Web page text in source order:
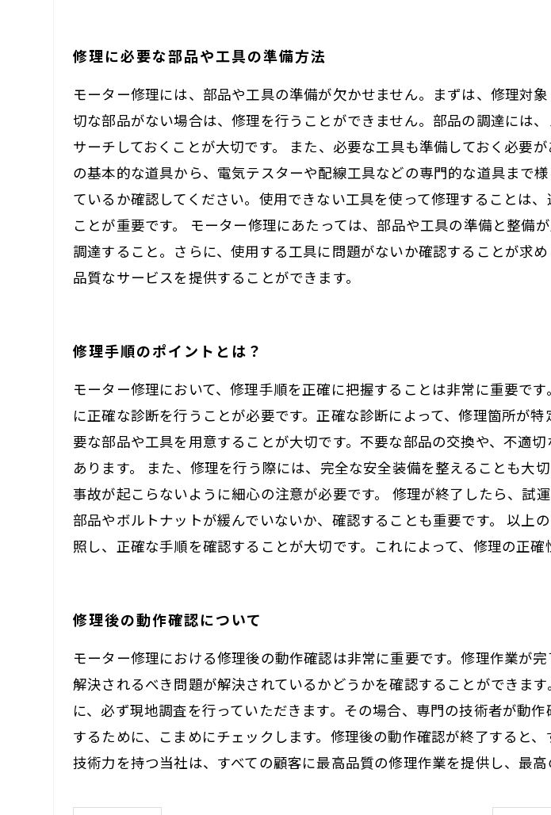
修理に必要な部品や工具の準備方法
モーター修理には、部品や工具の準備が欠かせません。まずは、修理対
切な部品がない場合は、修理を行うことができません。部品の調達には
サーチしておくことが大切です。 また、必要な工具も準備しておく必要
の基本的な道具から、電気テスターや配線工具などの専門的な道具まで
ているか確認してください。使用できない工具を使って修理することは
ことが重要です。 モーター修理にあたっては、部品や工具の準備と整備
調達すること。さらに、使用する工具に問題がないか確認することが求
品質なサービスを提供することができます。
修理手順のポイントとは？
モーター修理において、修理手順を正確に把握することは非常に重要で
に正確な診断を行うことが必要です。正確な診断によって、修理箇所が
要な部品や工具を用意することが大切です。不要な部品の交換や、不適
あります。 また、修理を行う際には、完全な安全装備を整えることも大
事故が起こらないように細心の注意が必要です。 修理が終了したら、試
部品やボルトナットが緩んでいないか、確認することも重要です。 以上
照し、正確な手順を確認することが大切です。これによって、修理の正確
修理後の動作確認について
モーター修理における修理後の動作確認は非常に重要です。修理作業が
解決されるべき問題が解決されているかどうかを確認することができま
に、必ず現地調査を行っていただきます。その場合、専門の技術者が動
するために、こまめにチェックします。修理後の動作確認が終了すると
技術力を持つ当社は、すべての顧客に最高品質の修理作業を提供し、最